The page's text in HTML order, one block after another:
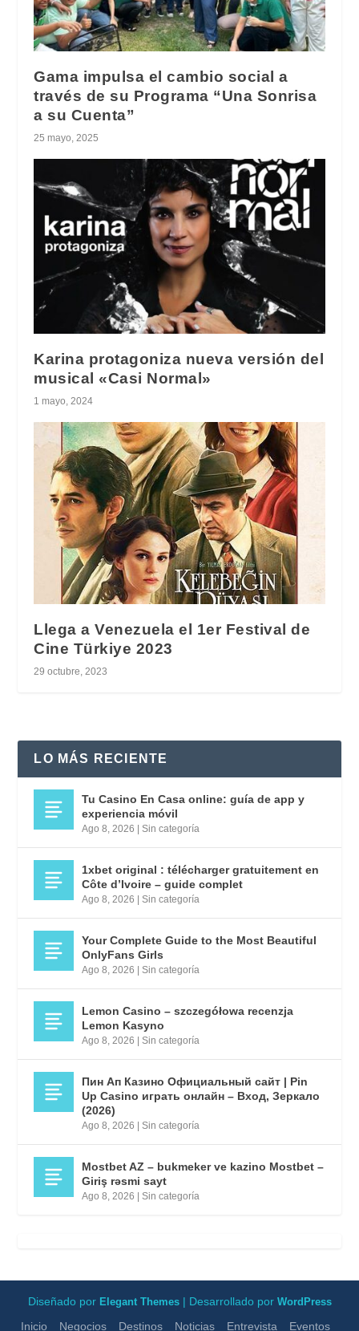
Gama impulsa el cambio social a
través de su Programa “Una Sonrisa
a su Cuenta”
25 mayo, 2025
Karina protagoniza nueva versión del
musical «Casi Normal»
1 mayo, 2024
Llega a Venezuela el 1er Festival de
Cine Türkiye 2023
29 octubre, 2023
LO MÁS RECIENTE
Tu Casino En Casa online: guía de app y
experiencia móvil
Ago 8, 2026 |Sin categoría
1xbet original : télécharger gratuitement en
Côte d’Ivoire – guide complet
Ago 8, 2026 |Sin categoría
Your Complete Guide to the Most Beautiful
OnlyFans Girls
Ago 8, 2026 |Sin categoría
Lemon Casino – szczegółowa recenzja
Lemon Kasyno
Ago 8, 2026 |Sin categoría
Пин Ап Казино Официальный сайт | Pin
Up Casino играть онлайн – Вход, Зеркало
(2026)
Ago 8, 2026 |Sin categoría
Mostbet AZ – bukmeker ve kazino Mostbet –
Giriş rəsmi sayt
Ago 8, 2026 |Sin categoría
Diseñado por Elegant Themes| Desarrollado por WordPress
Inicio Negocios Destinos Noticias Entrevista Eventos